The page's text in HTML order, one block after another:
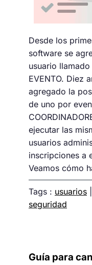
Desde los
software se
usuario llamado
EVENTO. Diez
agregado la
de uno por
ejecutar las
usuarios
inscripciones a
Veamos cómo
Tags : usuarios
seguridad
Guía para